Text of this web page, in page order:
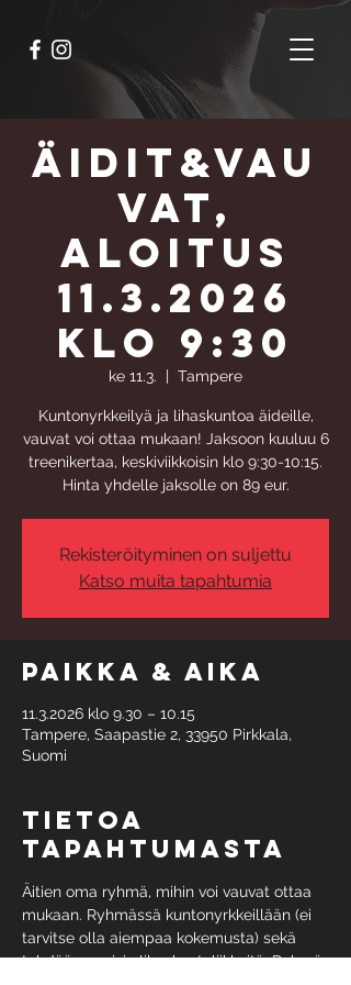
Äidit&Vau
vat,
aloitus
11.3.2026
klo 9:30
ke 11.3.
  |
Tampere
Kuntonyrkkeilyä ja lihaskuntoa äideille,
vauvat voi ottaa mukaan! Jaksoon kuuluu 6
treenikertaa, keskiviikkoisin klo 9:30-10:15.
Hinta yhdelle jaksolle on 89 eur.
Rekisteröityminen on suljettu
Katso muita tapahtumia
Paikka & aika
11.3.2026 klo 9.30 – 10.15
Tampere, Saapastie 2, 33950 Pirkkala,
Suomi
Tietoa
tapahtumasta
Äitien oma ryhmä, mihin voi vauvat ottaa
mukaan. Ryhmässä kuntonyrkkeillään (ei
tarvitse olla aiempaa kokemusta) sekä
tehdään sopivia lihaskuntoliikkeitä. Ryhmä